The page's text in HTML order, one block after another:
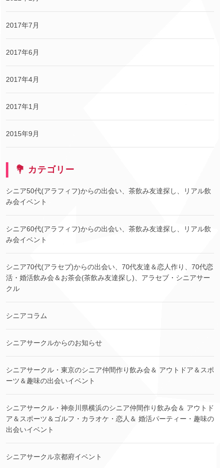
2017年7月
2017年6月
2017年4月
2017年1月
2015年9月
💐 カテゴリー
シニア50代(アラフィフ)からの出会い、茶飲み友達探し、リアル飲
み会イベント
シニア60代(アラフィフ)からの出会い、茶飲み友達探し、リアル飲
み会イベント
シニア70代(アラセブ)からの出会い、70代友達＆恋人作り、70代恋
活・婚活飲み会＆お茶会(茶飲み友達探し)、アラセブ・シニアサー
クル
シニアコラム
シニアサークルからのお知らせ
シニアサークル・東京のシニア仲間作り飲み会＆ アウトドア＆スポ
ーツ＆趣味の出会いイベント
シニアサークル・神奈川県横浜のシニア仲間作り飲み会＆ アウトド
ア＆スポーツ＆ゴルフ・カラオケ・恋人＆ 婚活パーティー・趣味の
出会いイベント
シニアサークル京都府イベント